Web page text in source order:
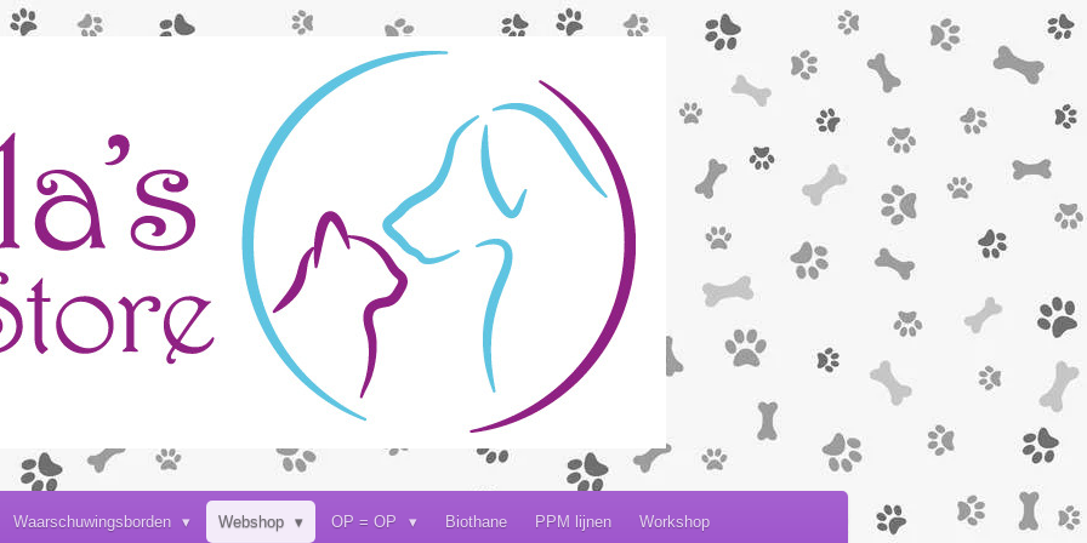
Waarschuwingsborden Webshop OP = OP Biothane PPM lijnen Workshop